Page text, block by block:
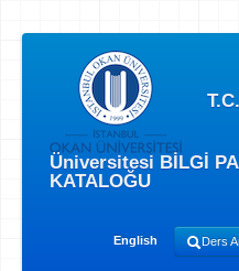
Üniversitesi BİLGİ
KATALOĞU
English Ders